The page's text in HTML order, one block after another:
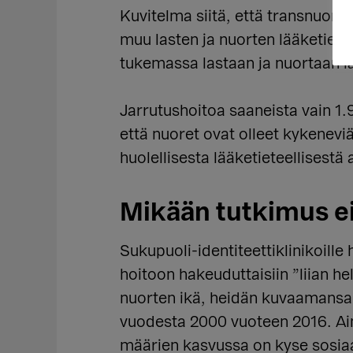
Kuvitelma siitä, että
muu lasten ja nuorten
tukemassa lastaan ja nuortaan
Jarrutushoitoa saaneista vain
että nuoret ovat olleet
huolellisesta lääketieteellisestä
Mikään tutkimus
Sukupuoli-identiteettiklinikoille
hoitoon hakeuduttaisiin ”liian
nuorten ikä, heidän
vuodesta 2000 vuoteen 2016.
määrien kasvussa on kyse